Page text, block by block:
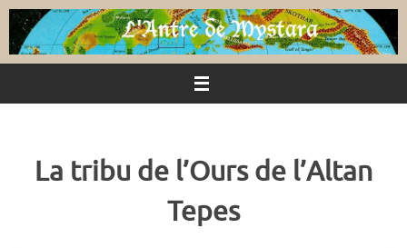
Passer
contenu
La tribu de l’Ours de l’Altan
Tepes